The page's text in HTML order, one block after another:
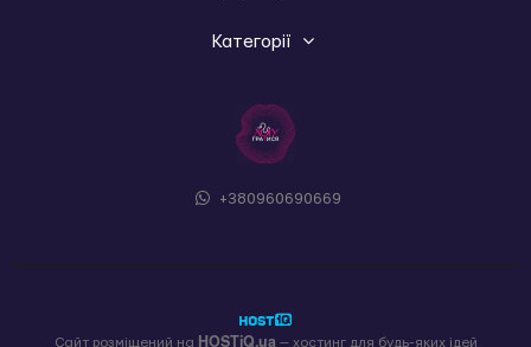
Категорії
+380960690669
Сайт розміщений на HOSTiQ.ua— хостинг для будь-яких ідей